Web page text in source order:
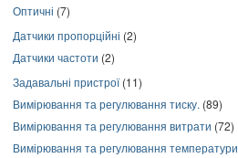
Оптичні (7)
Датчики пропорційні (2)
Датчики частоти (2)
Задавальні пристрої(11)
Вимірювання та регулювання тиску. (89)
Вимірювання та регулювання витрати (72)
Вимірювання та регулювання температури